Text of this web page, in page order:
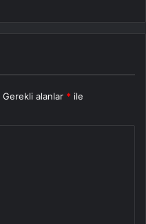
Gerekli alanlar * ile